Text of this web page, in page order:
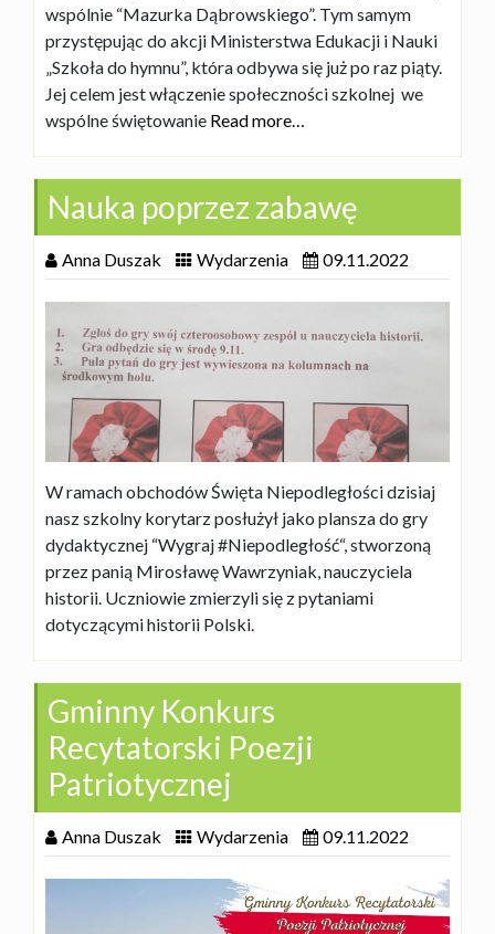
wspólnie “Mazurka Dąbrowskiego”. Tym samym
przystępując do akcji Ministerstwa Edukacji i Nauki
„Szkoła do hymnu”, która odbywa się już po raz piąty.
Jej celem jest włączenie społeczności szkolnej we
wspólne świętowanie Read more…
Nauka poprzez zabawę
Anna Duszak Wydarzenia 09.11.2022
W ramach obchodów Święta Niepodległości dzisiaj
nasz szkolny korytarz posłużył jako plansza do gry
dydaktycznej “Wygraj #Niepodległość“, stworzoną
przez panią Mirosławę Wawrzyniak, nauczyciela
historii. Uczniowie zmierzyli się z pytaniami
dotyczącymi historii Polski.
Gminny Konkurs
Recytatorski Poezji
Patriotycznej
Anna Duszak Wydarzenia 09.11.2022